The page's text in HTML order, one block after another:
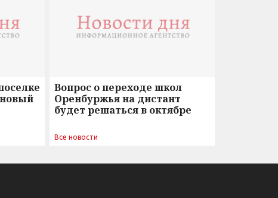
Вопрос о переходе школ
Оренбуржья на дистант
будет решаться в октябре
Все новости